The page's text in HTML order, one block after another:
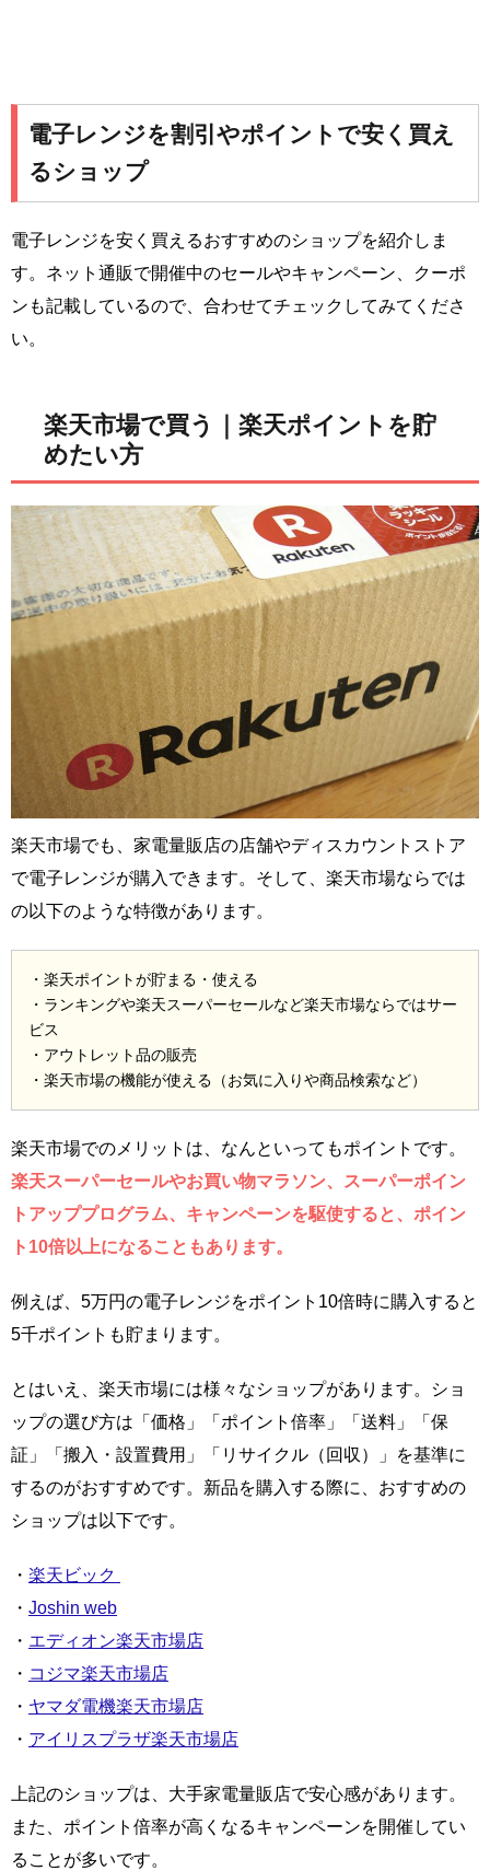
電子レンジを割引やポイントで安く買え
るショップ
電子レンジを安く買えるおすすめのショップを紹介しま
す。ネット通販で開催中のセールやキャンペーン、クーポ
ンも記載しているので、合わせてチェックしてみてくださ
い。
楽天市場で買う｜楽天ポイントを貯
めたい方
楽天市場でも、家電量販店の店舗やディスカウントストア
で電子レンジが購入できます。そして、楽天市場ならでは
の以下のような特徴があります。
・楽天ポイントが貯まる・使える
・ランキングや楽天スーパーセールなど楽天市場ならではサー
ビス
・アウトレット品の販売
・楽天市場の機能が使える（お気に入りや商品検索など）
楽天市場でのメリットは、なんといってもポイントです。
楽天スーパーセールやお買い物マラソン、スーパーポイン
トアッププログラム、キャンペーンを駆使すると、ポイン
ト10倍以上になることもあります。
例えば、5万円の電子レンジをポイント10倍時に購入すると
5千ポイントも貯まります。
とはいえ、楽天市場には様々なショップがあります。ショ
ップの選び方は「価格」「ポイント倍率」「送料」「保
証」「搬入・設置費用」「リサイクル（回収）」を基準に
するのがおすすめです。新品を購入する際に、おすすめの
ショップは以下です。
・ 楽天ビック
・ Joshin web
・ エディオン楽天市場店
・ コジマ楽天市場店
・ ヤマダ電機楽天市場店
・ アイリスプラザ楽天市場店
上記のショップは、大手家電量販店で安心感があります。
また、ポイント倍率が高くなるキャンペーンを開催してい
ることが多いです。